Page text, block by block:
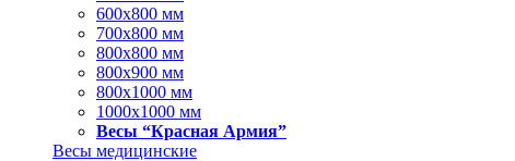
600х800 мм
700х800 мм
800х800 мм
800х900 мм
800х1000 мм
1000х1000 мм
Весы “Красная Армия”
Весы медицинские